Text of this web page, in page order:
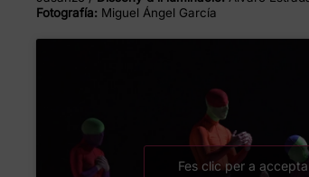
Fotografía: Miguel Ángel García
Fes clic per a